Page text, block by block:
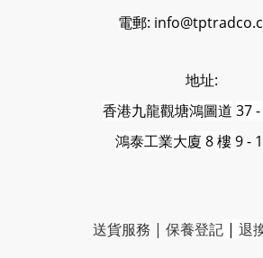
電郵:
地址:
香港九龍觀塘鴻圖道 37
鴻泰工業大廈 8 樓9 -
送貨服務 | 保養登記 | 退